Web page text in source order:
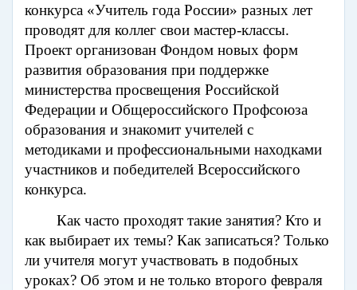
конкурса «Учитель года России» разных лет
проводят для коллег свои мастер-классы.
Проект организован Фондом новых форм
развития образования при поддержке
министерства просвещения Российской
Федерации и Общероссийского Профсоюза
образования и знакомит учителей с
методиками и профессиональными находками
участников и победителей Всероссийского
конкурса.
Как часто проходят такие занятия? Кто и
как выбирает их темы? Как записаться? Только
ли учителя могут участвовать в подобных
уроках? Об этом и не только второго февраля